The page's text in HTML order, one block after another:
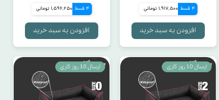
4 قسط 1,917,500 تومانی
افزودن به سبد خرید
4 قسط 1,596,250 تومانی
افزودن به سبد خرید
ارسال 10 روز کاری ارسال 10 روز کاری